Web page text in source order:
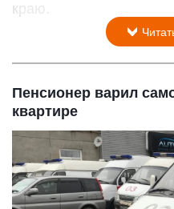
краю.
Пенсионер варил
квартире